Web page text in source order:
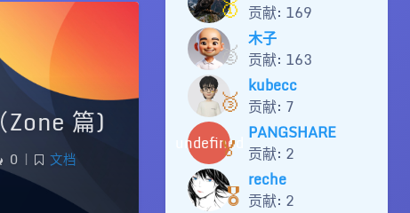
贡献: 169
🥈 木子
贡献: 163
🥉 kubecc
贡献: 7
undefined
🏅
PANGSHARE
贡献: 2
🎖️ reche
贡献: 2
Zone 篇)
0 |
文档